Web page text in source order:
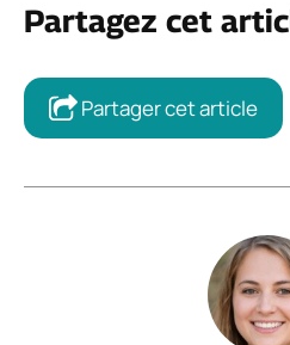
Partagez cet
Partager cet article